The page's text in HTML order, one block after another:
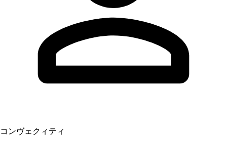
コンヴェクィティ